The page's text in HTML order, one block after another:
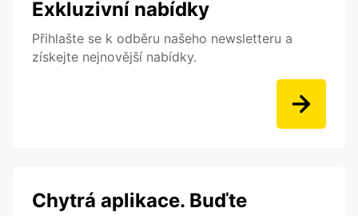
Exkluzivní nabídky
Přihlašte se k odběru našeho newsletteru a
získejte nejnovější nabídky.
Chytrá aplikace. Buďte